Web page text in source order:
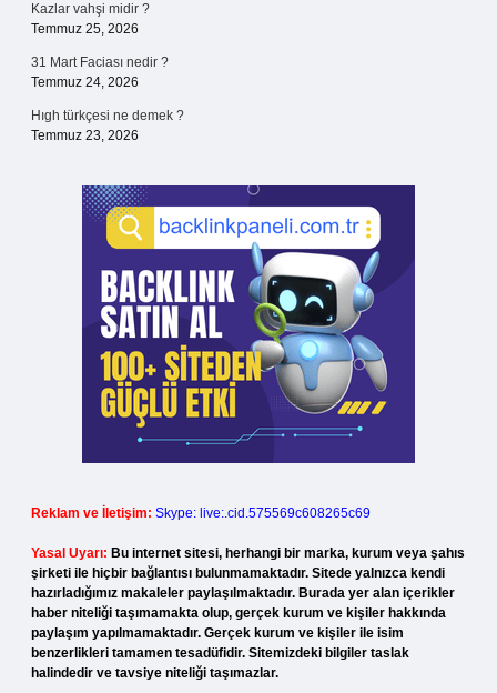
Kazlar vahşi midir ?
Temmuz 25, 2026
31 Mart Faciası nedir ?
Temmuz 24, 2026
Hıgh türkçesi ne demek ?
Temmuz 23, 2026
Reklam ve İletişim: Skype: live:.cid.575569c608265c69
Yasal Uyarı: Bu internet sitesi, herhangi bir marka, kurum veya şahıs
şirketi ile hiçbir bağlantısı bulunmamaktadır. Sitede yalnızca kendi
hazırladığımız makaleler paylaşılmaktadır. Burada yer alan içerikler
haber niteliği taşımamakta olup, gerçek kurum ve kişiler hakkında
paylaşım yapılmamaktadır. Gerçek kurum ve kişiler ile isim
benzerlikleri tamamen tesadüfidir. Sitemizdeki bilgiler taslak
halindedir ve tavsiye niteliği taşımazlar.